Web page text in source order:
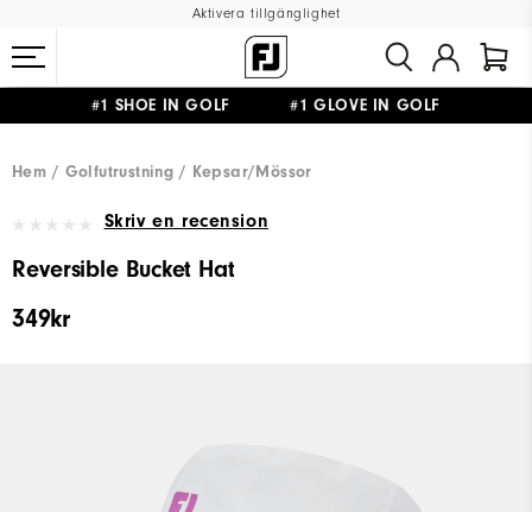
Aktivera tillgänglighet
#1 SHOE IN GOLF #1 GLOVE IN GOLF
Hem
Golfutrustning Kepsar/Mössor
Skriv en recension
Reversible Bucket Hat
349kr